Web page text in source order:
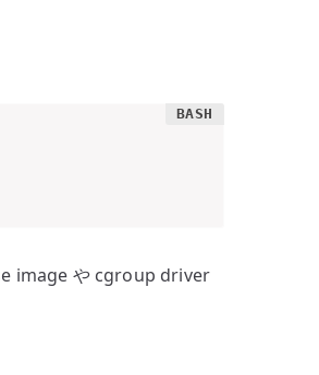
image や cgroup driver